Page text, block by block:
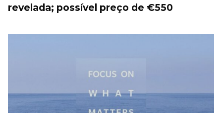
revelada; possível preço de €550